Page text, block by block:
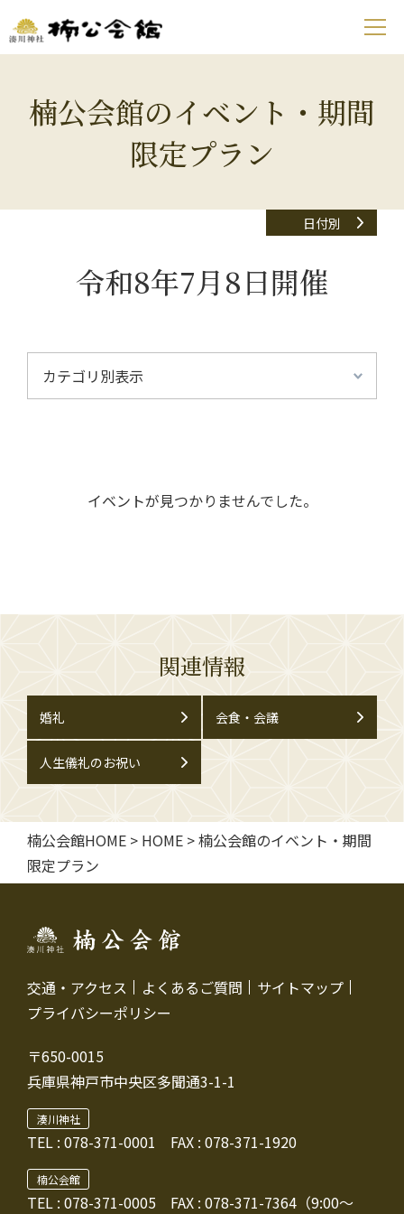
楠公会館のイベント・期間
限定プラン
日付別
令和8年7月8日開催
イベントが見つかりませんでした。
関連情報
婚礼 会食・会議
人生儀礼のお祝い
楠公会館HOME > HOME >楠公会館のイベント・期間
限定プラン
交通・アクセス よくあるご質問
サイトマップ
プライバシーポリシー
〒650-0015
兵庫県神戸市中央区多聞通3-1-1
湊川神社
TEL : 078-371-0001 FAX : 078-371-1920
楠公会館
TEL : 078-371-0005 FAX : 078-371-7364（9:00～